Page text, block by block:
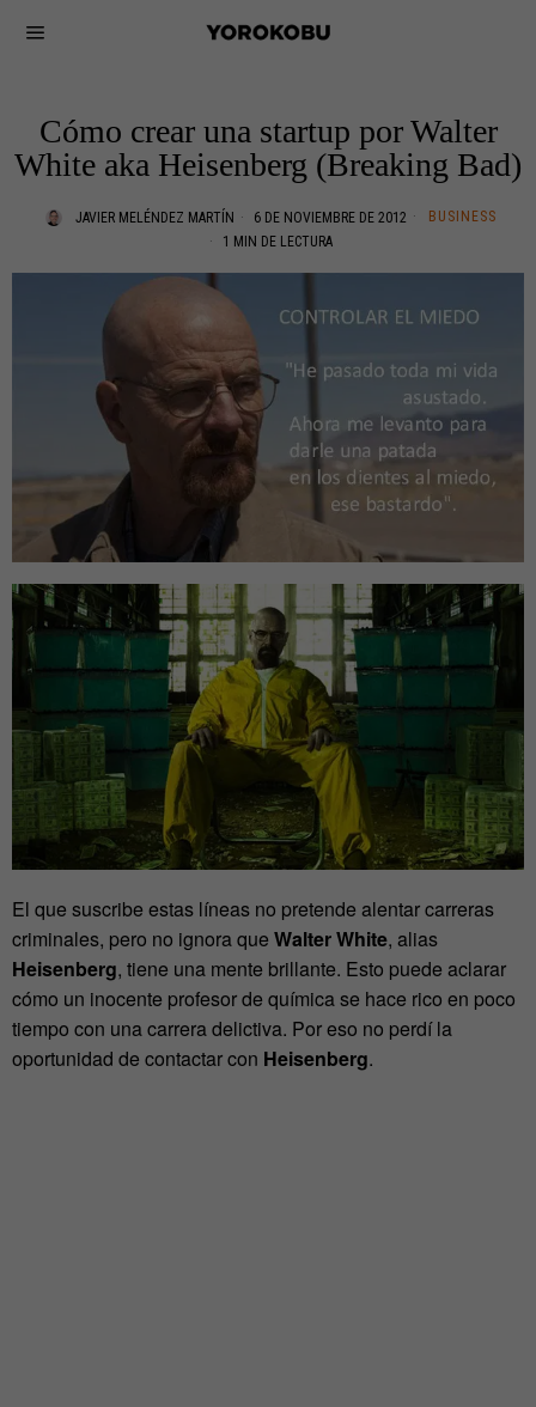
Cómo crear una startup por Walter
White aka Heisenberg (Breaking Bad)
JAVIER MELÉNDEZ MARTÍN 6 DE NOVIEMBRE DE 2012
BUSINESS
1 MIN DE LECTURA
El que suscribe estas líneas no pretende alentar carreras
criminales, pero no ignora que Walter White, alias
Heisenberg, tiene una mente brillante. Esto puede aclarar
cómo un inocente profesor de química se hace rico en poco
tiempo con una carrera delictiva. Por eso no perdí la
oportunidad de contactar con Heisenberg.